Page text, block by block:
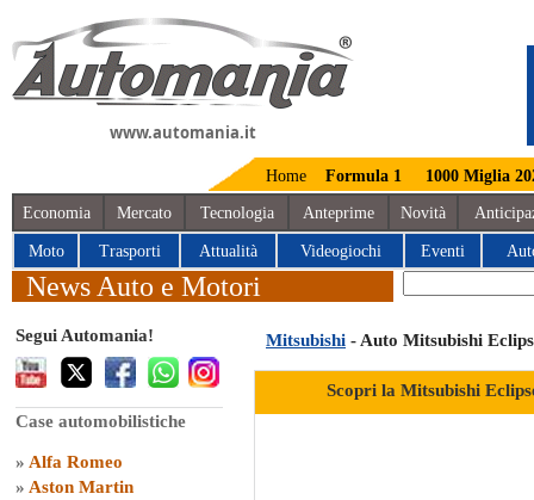
www.automania.it
Home Formula 1 1000 Miglia
Economia Mercato Tecnologia Anteprime Novità
Moto Trasporti Attualità Videogiochi Eventi
News Auto e Motori
Segui Automania!
Case automobilistiche
» Alfa Romeo
» Aston Martin
Mitsubishi - Auto Mitsubishi
Scopri la Mitsubishi